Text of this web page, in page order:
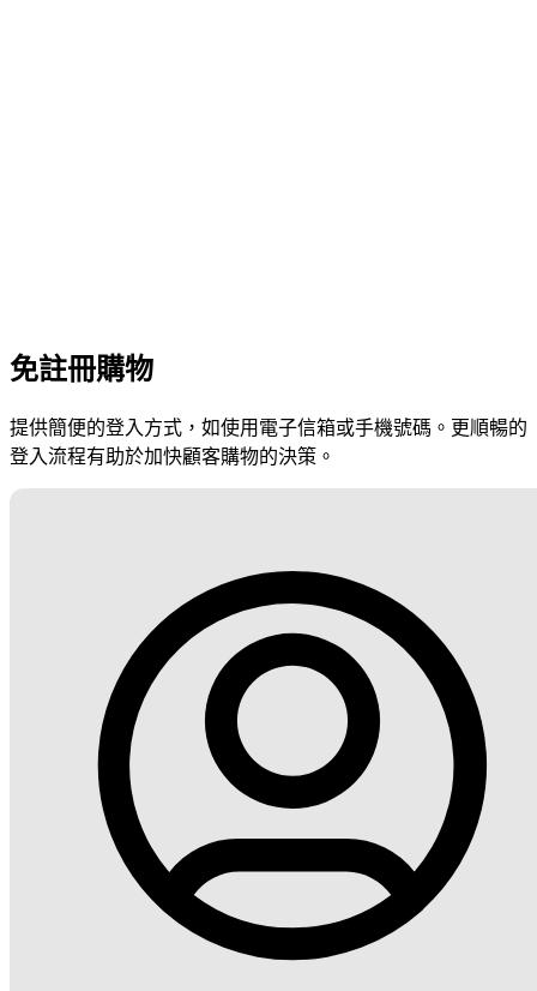
免註冊購物
提供簡便的登入方式，如使用電子信箱或手機號碼。更順暢的
登入流程有助於加快顧客購物的決策。